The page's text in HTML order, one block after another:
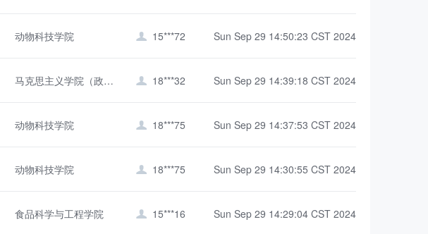
动物科技学院  15***72 Sun Sep 29 14:50:23 CST 2024
马克思主义学院（政治学院）  18***32 Sun Sep 29 14:39:18 CST 2024
动物科技学院  18***75 Sun Sep 29 14:37:53 CST 2024
动物科技学院  18***75 Sun Sep 29 14:30:55 CST 2024
食品科学与工程学院  15***16 Sun Sep 29 14:29:04 CST 2024